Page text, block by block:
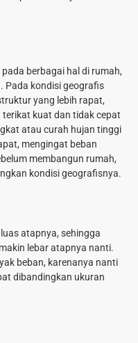
berbagai hal di rumah,
Pada kondisi geografis
yang lebih rapat,
kuat dan tidak cepat
atau curah hujan tinggi
mengingat beban
membangun rumah,
kondisi geografisnya.
atapnya, sehingga
lebar atapnya nanti.
beban, karenanya nanti
dibandingkan ukuran